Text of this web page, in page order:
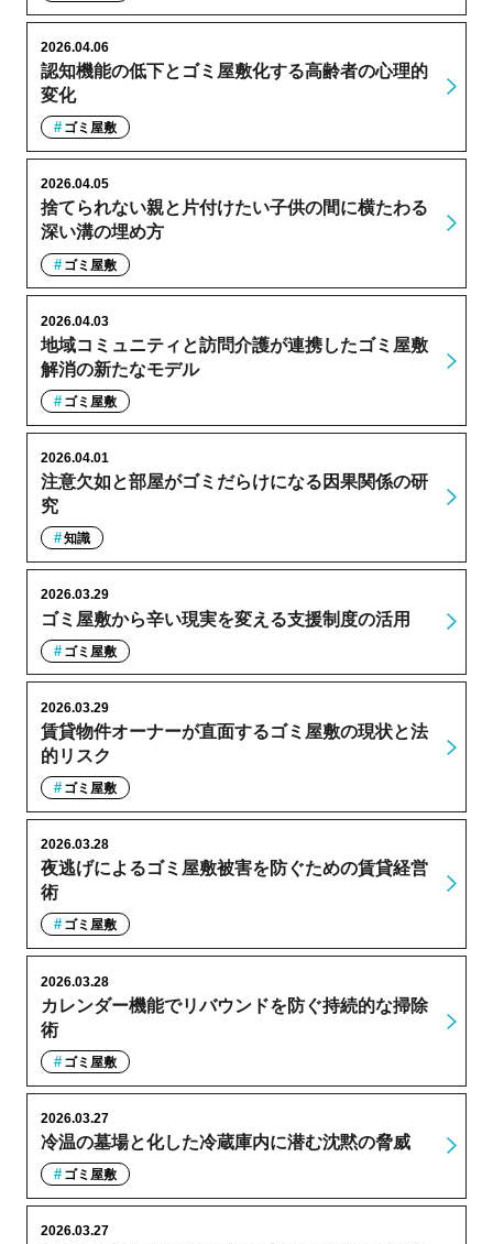
認知機能の低下とゴミ屋敷化する高齢者の心理的
変化
2026.04.06
ゴミ屋敷
捨てられない親と片付けたい子供の間に横たわる
深い溝の埋め方
2026.04.05
ゴミ屋敷
地域コミュニティと訪問介護が連携したゴミ屋敷
解消の新たなモデル
2026.04.03
ゴミ屋敷
注意欠如と部屋がゴミだらけになる因果関係の研
究
2026.04.01
知識
ゴミ屋敷から辛い現実を変える支援制度の活用
2026.03.29
ゴミ屋敷
賃貸物件オーナーが直面するゴミ屋敷の現状と法
的リスク
2026.03.29
ゴミ屋敷
夜逃げによるゴミ屋敷被害を防ぐための賃貸経営
術
2026.03.28
ゴミ屋敷
カレンダー機能でリバウンドを防ぐ持続的な掃除
術
2026.03.28
ゴミ屋敷
冷温の墓場と化した冷蔵庫内に潜む沈黙の脅威
2026.03.27
ゴミ屋敷
2026.03.27